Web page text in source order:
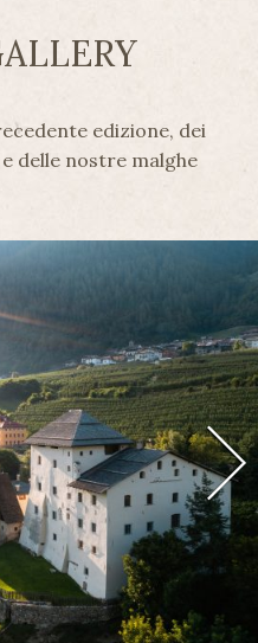
edizione, dei
delle nostre malghe